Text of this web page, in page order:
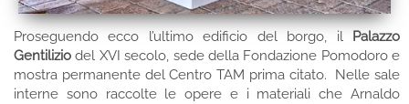
Proseguendo ecco l’ultimo edificio del borgo, il
Palazzo
Gentilizio del XVI secolo, sede della Fondazione Pomodoro e
mostra permanente del Centro TAM prima citato. Nelle sale
interne sono raccolte le opere e i materiali che Arnaldo